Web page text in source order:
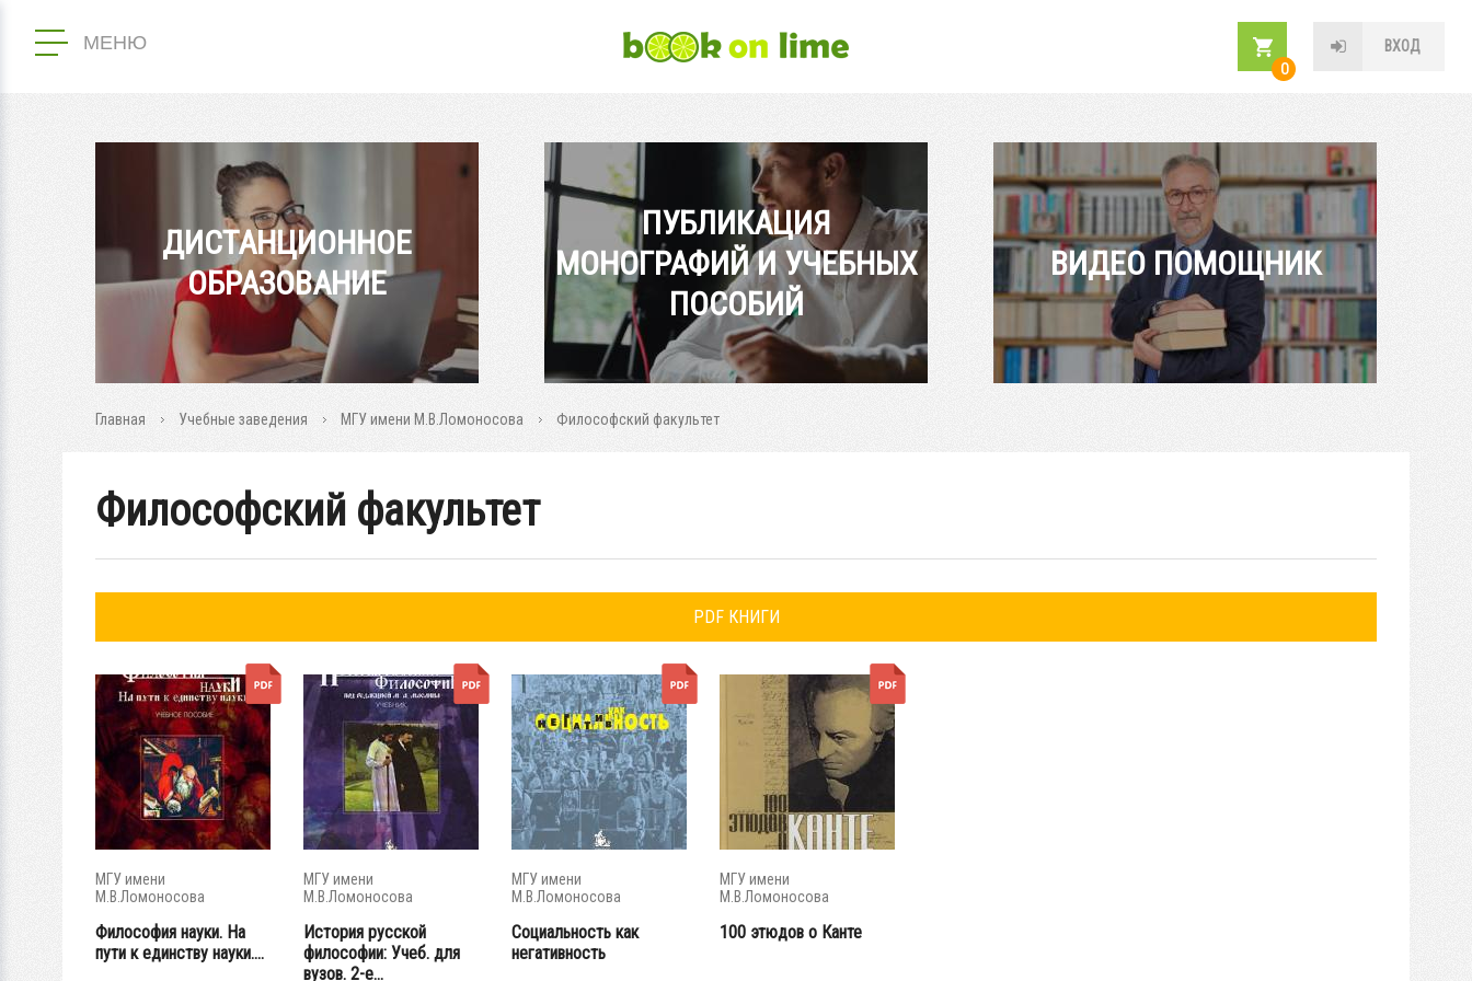
МЕНЮ
ВХОД
0
ДИСТАНЦИОННОЕ
ОБРАЗОВАНИЕ
ПУБЛИКАЦИЯ
МОНОГРАФИЙ И УЧЕБНЫХ
ПОСОБИЙ
ВИДЕО ПОМОЩНИК
Главная Учебные заведения МГУ имени М.В.Ломоносова Философский факультет
Философский факультет
PDF КНИГИ
МГУ имени
М.В.Ломоносова
Философия науки. На
пути к единству науки....
МГУ имени
М.В.Ломоносова
История русской
философии: Учеб. для
вузов. 2-е...
МГУ имени
М.В.Ломоносова
Социальность как
негативность
МГУ имени
М.В.Ломоносова
100 этюдов о Канте